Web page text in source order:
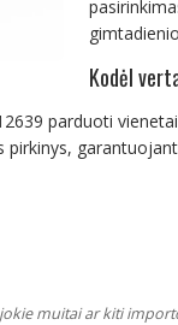
Kodėl
parduoti
muitai ar kiti